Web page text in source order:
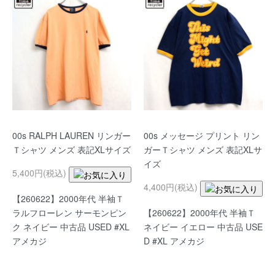
00s RALPH LAUREN リンガー
Ｔシャツ メンズ 表記XLサイズ
5,400円(税込)
【260622】2000年代 半袖Ｔ
ラルフローレン サーモンピン
ク ネイビー 中古品 USED #XL
アメカジ
00s メッセージ プリント リン
ガーＴシャツ メンズ 表記XLサ
イズ
4,400円(税込)
【260622】2000年代 半袖Ｔ
ネイビー イエロー 中古品 USE
D #XL アメカジ